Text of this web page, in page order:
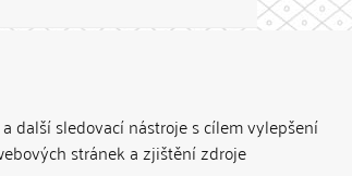
další sledovací nástroje s cílem vylepšení
stránek a zjištění zdroje